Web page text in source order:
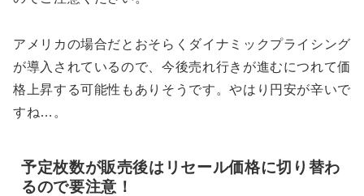
アメリカの場合だとおそらくダイナミックプライシング
が導入されているので、今後売れ行きが進むにつれて価
格上昇する可能性もありそうです。やはり円安が辛いで
すね…。
予定枚数が販売後はリセール価格に切り替わ
るので要注意！